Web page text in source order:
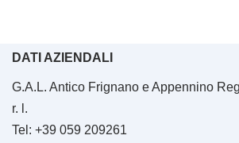
DATI AZIENDALI
G.A.L. Antico Frignano e Appennino
r. l.
Tel: +39 059 209261